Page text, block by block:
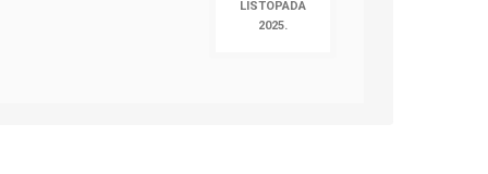
LISTOPADA
2025.